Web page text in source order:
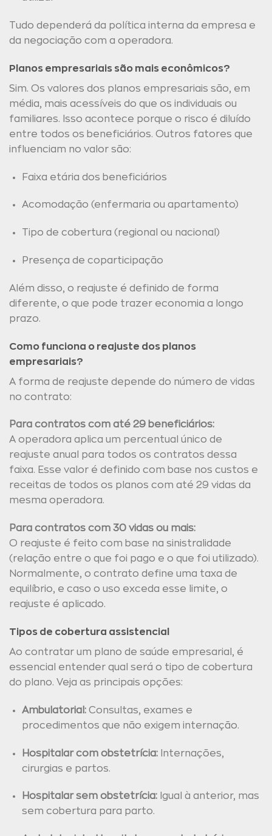
Tudo dependerá da política interna da empresa e
da negociação com a operadora.
Planos empresariais são mais econômicos?
Sim. Os valores dos planos empresariais são, em
média, mais acessíveis do que os individuais ou
familiares. Isso acontece porque o risco é diluído
entre todos os beneficiários. Outros fatores que
influenciam no valor são:
Faixa etária dos beneficiários
Acomodação (enfermaria ou apartamento)
Tipo de cobertura (regional ou nacional)
Presença de coparticipação
Além disso, o reajuste é definido de forma
diferente, o que pode trazer economia a longo
prazo.
Como funciona o reajuste dos planos
empresariais?
A forma de reajuste depende do número de vidas
no contrato:
Para contratos com até 29 beneficiários:
A operadora aplica um percentual único de
reajuste anual para todos os contratos dessa
faixa. Esse valor é definido com base nos custos e
receitas de todos os planos com até 29 vidas da
mesma operadora.
Para contratos com 30 vidas ou mais:
O reajuste é feito com base na sinistralidade
(relação entre o que foi pago e o que foi utilizado).
Normalmente, o contrato define uma taxa de
equilíbrio, e caso o uso exceda esse limite, o
reajuste é aplicado.
Tipos de cobertura assistencial
Ao contratar um plano de saúde empresarial, é
essencial entender qual será o tipo de cobertura
do plano. Veja as principais opções:
Ambulatorial:Consultas, exames e
procedimentos que não exigem internação.
Hospitalar com obstetrícia:Internações,
cirurgias e partos.
Hospitalar sem obstetrícia:Igual à anterior, mas
sem cobertura para parto.